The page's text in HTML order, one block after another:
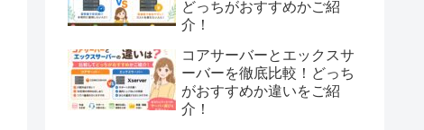
どっちがおすすめかご紹
介！
コアサーバーとエックスサ
ーバーを徹底比較！どっち
がおすすめか違いをご紹
介！